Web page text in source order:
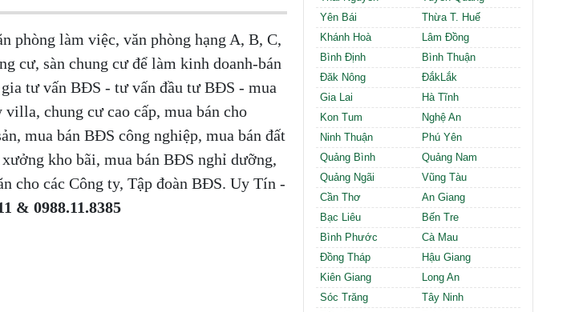
phòng làm việc, văn phòng hạng A, B, C,
cư, sàn chung cư để làm kinh doanh-bán
tư vấn BĐS - tư vấn đầu tư BĐS - mua
villa, chung cư cao cấp, mua bán cho
mua bán BĐS công nghiệp, mua bán đất
kho bãi, mua bán BĐS nghỉ dưỡng,
cho các Công ty, Tập đoàn BĐS. Uy Tín -
& 0988.11.8385
Yên Bái
Thừa T. Huế
Khánh Hoà
Lâm Đồng
Bình Định
Bình Thuận
Đăk Nông
ĐắkLắk
Gia Lai
Hà Tĩnh
Kon Tum
Nghệ An
Ninh Thuận
Phú Yên
Quảng Bình
Quảng Nam
Quảng Ngãi
Vũng Tàu
Cần Thơ
An Giang
Bạc Liêu
Bến Tre
Bình Phước
Cà Mau
Đồng Tháp
Hậu Giang
Kiên Giang
Long An
Sóc Trăng
Tây Ninh